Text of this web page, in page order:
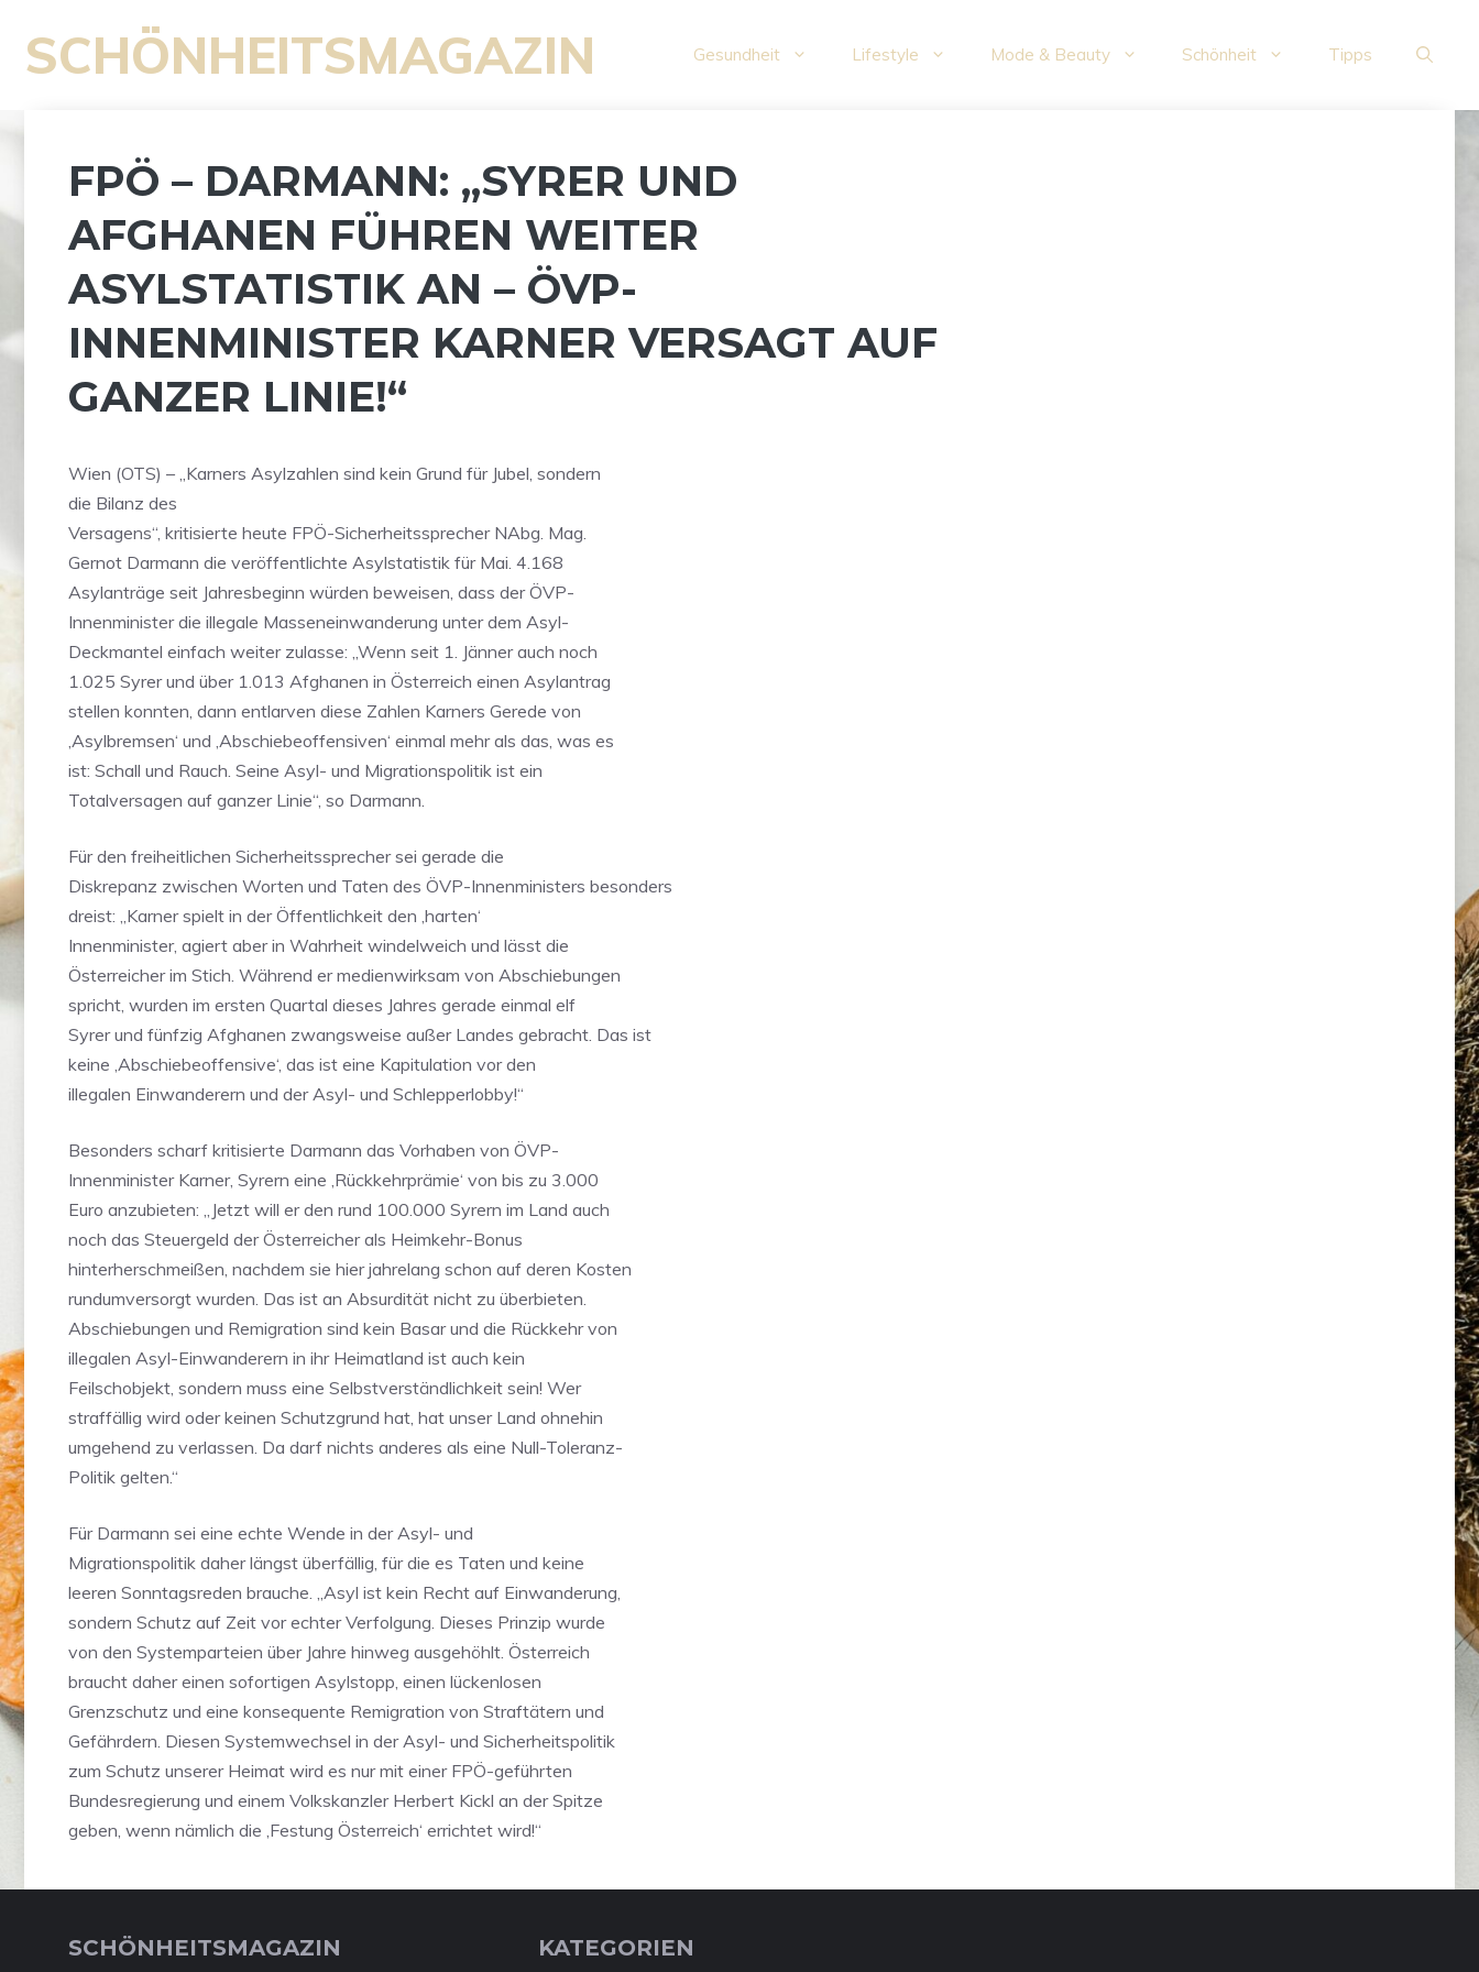
Inhalt
springen
SCHÖNHEITSMAGAZIN Gesundheit Lifestyle Mode & Beauty Schönheit Tipps
FPÖ – DARMANN: „SYRER UND
AFGHANEN FÜHREN WEITER
ASYLSTATISTIK AN – ÖVP-
INNENMINISTER KARNER VERSAGT AUF
GANZER LINIE!“
Wien (OTS) – „Karners Asylzahlen sind kein Grund für Jubel, sondern
die Bilanz des
Versagens“, kritisierte heute FPÖ-Sicherheitssprecher NAbg. Mag.
Gernot Darmann die veröffentlichte Asylstatistik für Mai. 4.168
Asylanträge seit Jahresbeginn würden beweisen, dass der ÖVP-
Innenminister die illegale Masseneinwanderung unter dem Asyl-
Deckmantel einfach weiter zulasse: „Wenn seit 1. Jänner auch noch
1.025 Syrer und über 1.013 Afghanen in Österreich einen Asylantrag
stellen konnten, dann entlarven diese Zahlen Karners Gerede von
‚Asylbremsen‘ und ‚Abschiebeoffensiven‘ einmal mehr als das, was es
ist: Schall und Rauch. Seine Asyl- und Migrationspolitik ist ein
Totalversagen auf ganzer Linie“, so Darmann.
Für den freiheitlichen Sicherheitssprecher sei gerade die
Diskrepanz zwischen Worten und Taten des ÖVP-Innenministers besonders
dreist: „Karner spielt in der Öffentlichkeit den ‚harten‘
Innenminister, agiert aber in Wahrheit windelweich und lässt die
Österreicher im Stich. Während er medienwirksam von Abschiebungen
spricht, wurden im ersten Quartal dieses Jahres gerade einmal elf
Syrer und fünfzig Afghanen zwangsweise außer Landes gebracht. Das ist
keine ‚Abschiebeoffensive‘, das ist eine Kapitulation vor den
illegalen Einwanderern und der Asyl- und Schlepperlobby!“
Besonders scharf kritisierte Darmann das Vorhaben von ÖVP-
Innenminister Karner, Syrern eine ‚Rückkehrprämie‘ von bis zu 3.000
Euro anzubieten: „Jetzt will er den rund 100.000 Syrern im Land auch
noch das Steuergeld der Österreicher als Heimkehr-Bonus
hinterherschmeißen, nachdem sie hier jahrelang schon auf deren Kosten
rundumversorgt wurden. Das ist an Absurdität nicht zu überbieten.
Abschiebungen und Remigration sind kein Basar und die Rückkehr von
illegalen Asyl-Einwanderern in ihr Heimatland ist auch kein
Feilschobjekt, sondern muss eine Selbstverständlichkeit sein! Wer
straffällig wird oder keinen Schutzgrund hat, hat unser Land ohnehin
umgehend zu verlassen. Da darf nichts anderes als eine Null-Toleranz-
Politik gelten.“
Für Darmann sei eine echte Wende in der Asyl- und
Migrationspolitik daher längst überfällig, für die es Taten und keine
leeren Sonntagsreden brauche. „Asyl ist kein Recht auf Einwanderung,
sondern Schutz auf Zeit vor echter Verfolgung. Dieses Prinzip wurde
von den Systemparteien über Jahre hinweg ausgehöhlt. Österreich
braucht daher einen sofortigen Asylstopp, einen lückenlosen
Grenzschutz und eine konsequente Remigration von Straftätern und
Gefährdern. Diesen Systemwechsel in der Asyl- und Sicherheitspolitik
zum Schutz unserer Heimat wird es nur mit einer FPÖ-geführten
Bundesregierung und einem Volkskanzler Herbert Kickl an der Spitze
geben, wenn nämlich die ‚Festung Österreich‘ errichtet wird!“
SCHÖNHEITSMAGAZIN KATEGORIEN